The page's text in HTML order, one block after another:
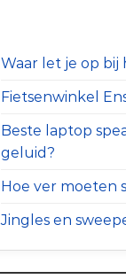
Waar let je op bij
Fietsenwinkel
Beste laptop
geluid?
Hoe ver moeten
Jingles en